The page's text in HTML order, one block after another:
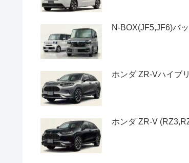
N-BOX(JF5,JF6)バ
ホンダ ZR-Vハイブ
ホンダ ZR-V